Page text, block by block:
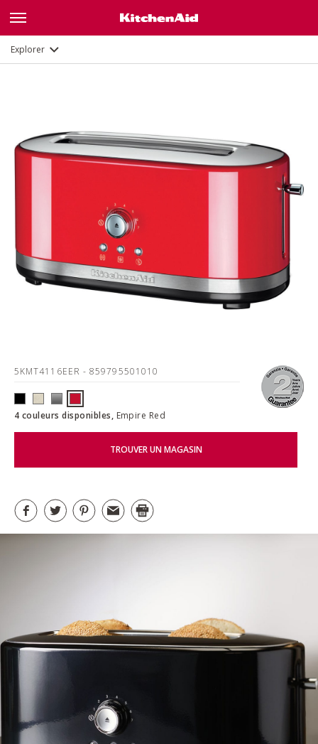
Explorer
5KMT4116EER - 859795501010
4 couleurs disponibles, Empire Red
TROUVER UN MAGASIN